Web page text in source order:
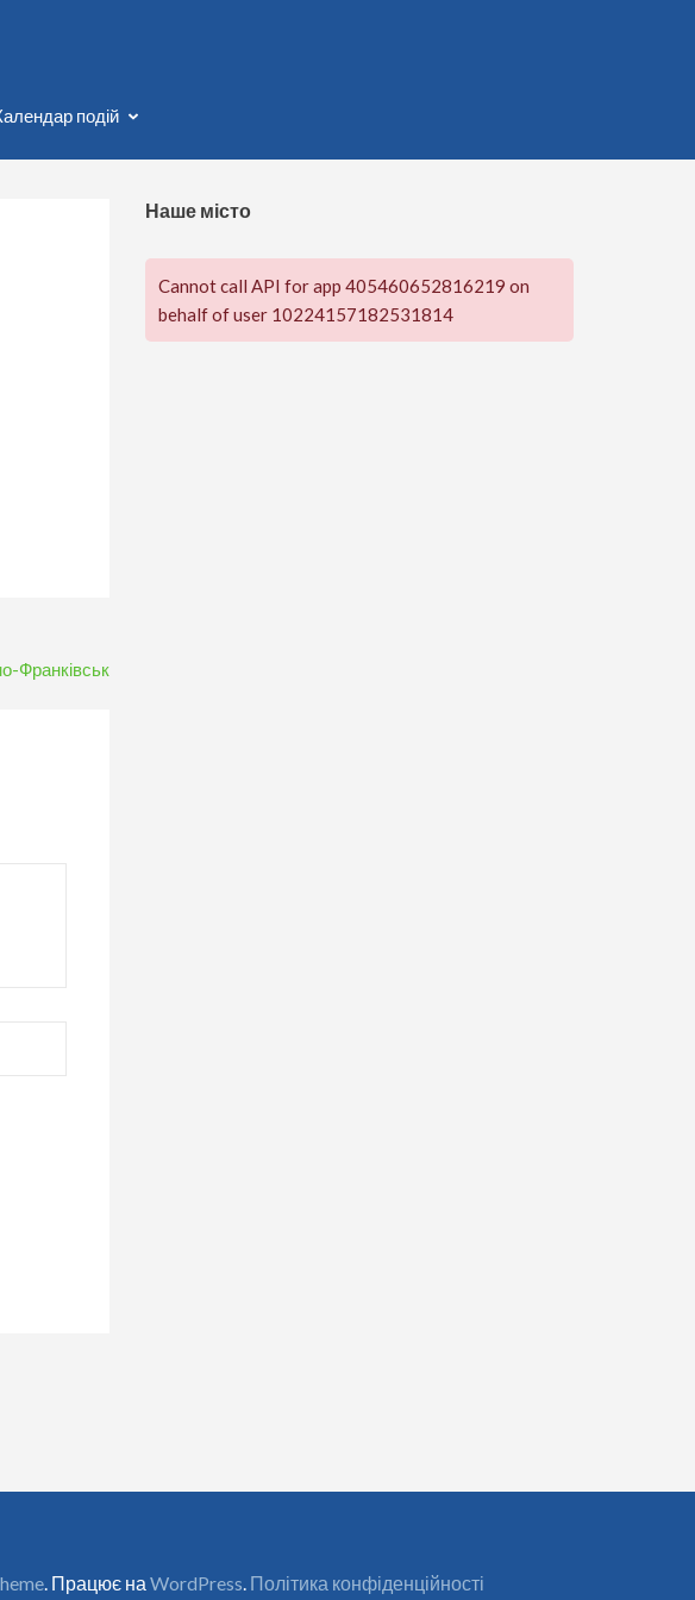
подій
Франківськ
Наше місто
Cannot call API for app 405460652816219 on
behalf of user 10224157182531814
. Працює на WordPress. Політика конфіденційності